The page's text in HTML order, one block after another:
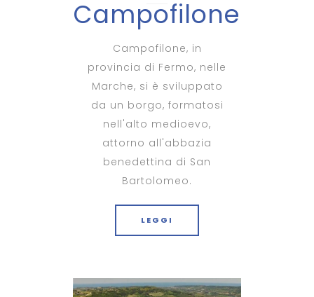
Campofilone
Campofilone, in
provincia di Fermo, nelle
Marche, si è sviluppato
da un borgo, formatosi
nell'alto medioevo,
attorno all'abbazia
benedettina di San
Bartolomeo.
LEGGI